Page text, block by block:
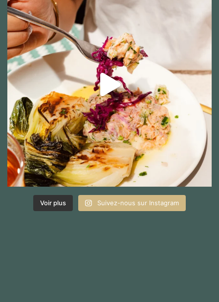
Voir plus Suivez-nous sur Instagram